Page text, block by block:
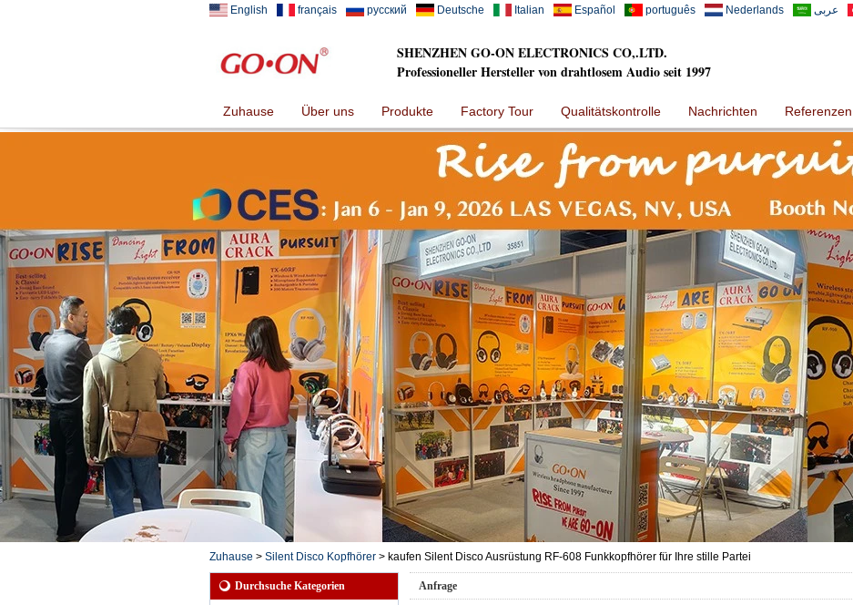
English français русский Deutsche Italian Español português Nederlands عربى
SHENZHEN GO-ON ELECTRONICS CO,.LTD.
Professioneller Hersteller von drahtlosem Audio seit 1997
Zuhause Über uns Produkte Factory Tour Qualitätskontrolle Nachrichten Referenzen
Zuhause > Silent Disco Kopfhörer > kaufen Silent Disco Ausrüstung RF-608 Funkkopfhörer für Ihre stille Partei
Durchsuche Kategorien Anfrage